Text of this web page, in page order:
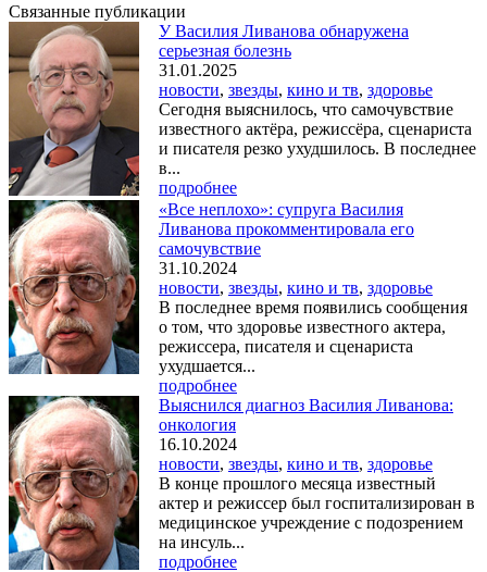
Связанные публикации
У Василия Ливанова обнаружена
серьезная болезнь
31.01.2025
новости, звезды, кино и тв, здоровье
Сегодня выяснилось, что самочувствие
известного актёра, режиссёра, сценариста
и писателя резко ухудшилось. В последнее
в...
подробнее
«Все неплохо»: супруга Василия
Ливанова прокомментировала его
самочувствие
31.10.2024
новости, звезды, кино и тв, здоровье
В последнее время появились сообщения
о том, что здоровье известного актера,
режиссера, писателя и сценариста
ухудшается...
подробнее
Выяснился диагноз Василия Ливанова:
онкология
16.10.2024
новости, звезды, кино и тв, здоровье
В конце прошлого месяца известный
актер и режиссер был госпитализирован в
медицинское учреждение с подозрением
на инсуль...
подробнее